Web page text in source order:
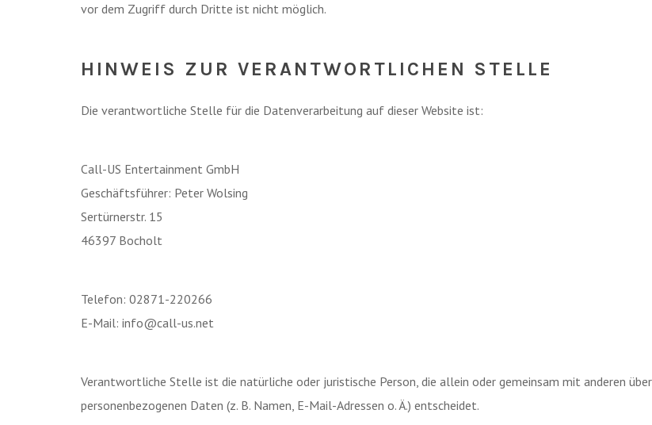
vor dem Zugriff durch Dritte ist nicht möglich.
HINWEIS ZUR VERANTWORTLICHEN STELLE
Die verantwortliche Stelle für die Datenverarbeitung auf dieser Website ist:
Call-US Entertainment GmbH
Geschäftsführer: Peter Wolsing
Sertürnerstr. 15
46397 Bocholt
Telefon: 02871-220266
E-Mail: info@call-us.net
Verantwortliche Stelle ist die natürliche oder juristische Person, die allein oder gemeinsam mit anderen
personenbezogenen Daten (z. B. Namen, E-Mail-Adressen o. Ä.) entscheidet.